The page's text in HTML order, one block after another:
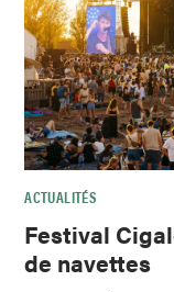
ACTUALITÉS
Festival
de navettes